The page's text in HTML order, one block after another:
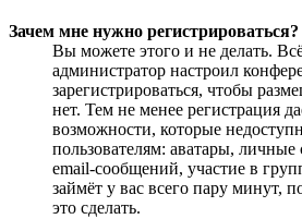
Зачем мне нужно регистрироваться?
Вы можете этого и не делать.
администратор настроил
зарегистрироваться, чтобы
нет. Тем не менее регистрация
возможности, которые
пользователям: аватары,
email-сообщений, участие в
займёт у вас всего пару минут,
это сделать.